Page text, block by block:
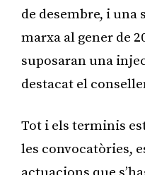
de desembre, i una
marxa al gener de
suposaran una
destacat el
Tot i els terminis
les convocatòries,